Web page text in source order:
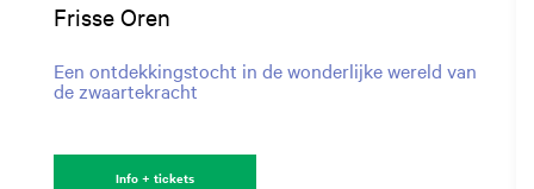
Frisse Oren
Een ontdekkingstocht in de wonderlijke wereld van
de zwaartekracht
Info + tickets